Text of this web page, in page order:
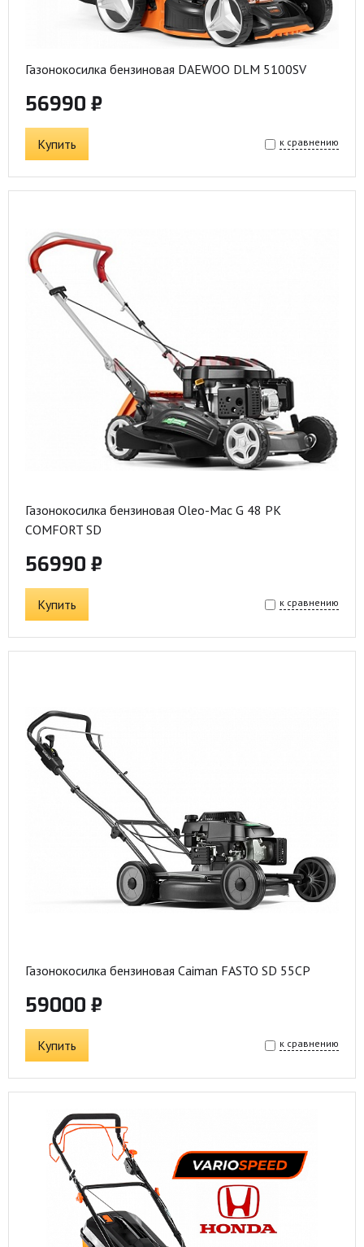
Газонокосилка бензиновая DAEWOO DLM 5100SV
56990 ₽
Купить к сравнению
Газонокосилка бензиновая Oleo-Mac G 48 PK
COMFORT SD
56990 ₽
Купить к сравнению
Газонокосилка бензиновая Caiman FASTO SD 55CP
59000 ₽
Купить к сравнению